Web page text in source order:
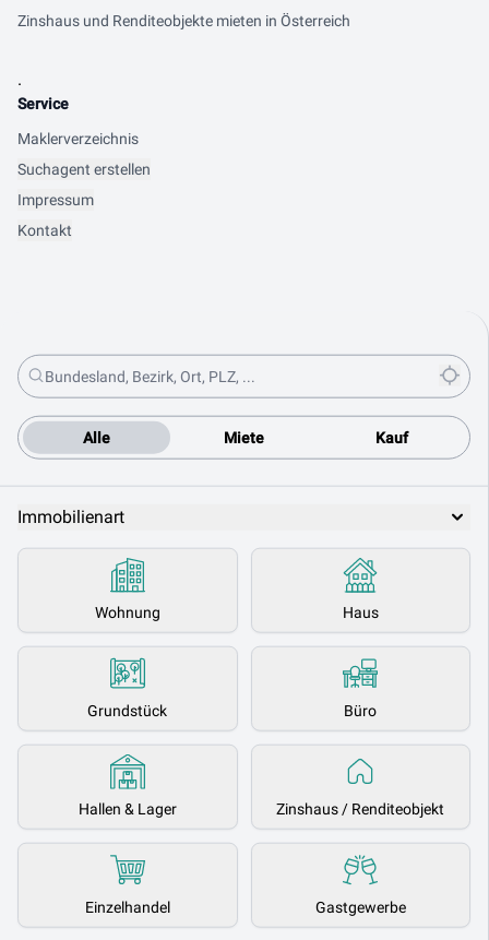
Alle Miete Kauf
Immobilienart
Wohnung Haus
Grundstück Büro
Hallen & Lager Zinshaus / Renditeobjekt
Einzelhandel Gastgewerbe
Zinshaus und Renditeobjekte mieten in Österreich
.
Service
Maklerverzeichnis
Suchagent erstellen
Impressum
Kontakt